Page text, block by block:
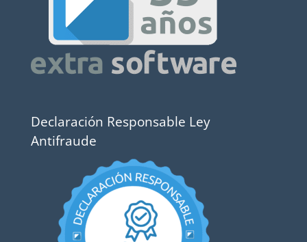
Declaración Responsable Ley
Antifraude